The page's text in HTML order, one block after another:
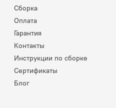
Сборка
Оплата
Гарантия
Контакты
Инструкции по сборке
Сертификаты
Блог